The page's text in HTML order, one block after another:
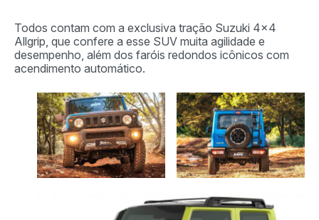
Todos contam com a exclusiva tração Suzuki 4×4
Allgrip, que confere a esse SUV muita agilidade e
desempenho, além dos faróis redondos icônicos com
acendimento automático.